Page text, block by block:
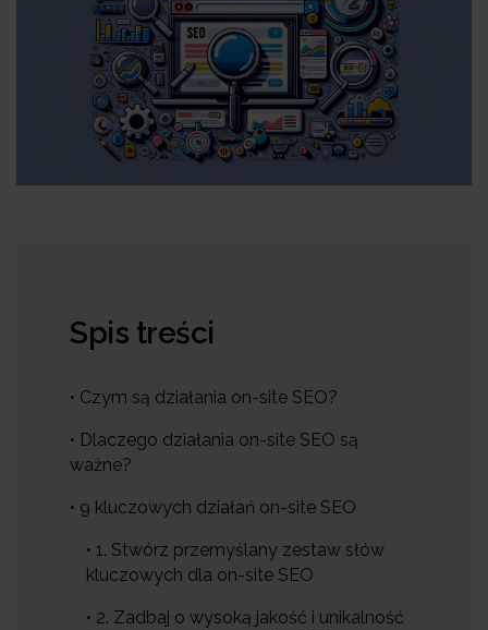
Spis treści
• Czym są działania on-site SEO?
• Dlaczego działania on-site SEO są
ważne?
• 9 kluczowych działań on-site SEO
• 1. Stwórz przemyślany zestaw słów
kluczowych dla on-site SEO
• 2. Zadbaj o wysoką jakość i unikalność